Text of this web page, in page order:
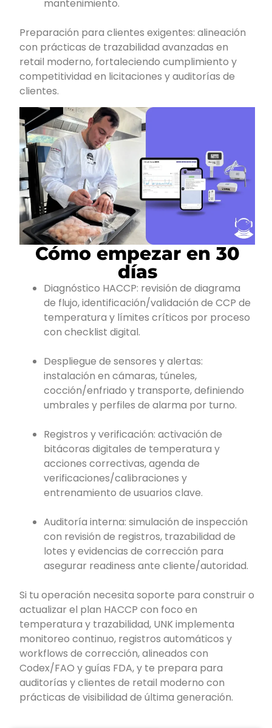
mantenimiento.
Preparación para clientes exigentes: alineación
con prácticas de trazabilidad avanzadas en
retail moderno, fortaleciendo cumplimiento y
competitividad en licitaciones y auditorías de
clientes.
Cómo empezar en 30
días
Diagnóstico HACCP: revisión de diagrama
de flujo, identificación/validación de CCP de
temperatura y límites críticos por proceso
con checklist digital.
Despliegue de sensores y alertas:
instalación en cámaras, túneles,
cocción/enfriado y transporte, definiendo
umbrales y perfiles de alarma por turno.
Registros y verificación: activación de
bitácoras digitales de temperatura y
acciones correctivas, agenda de
verificaciones/calibraciones y
entrenamiento de usuarios clave.
Auditoría interna: simulación de inspección
con revisión de registros, trazabilidad de
lotes y evidencias de corrección para
asegurar readiness ante cliente/autoridad.
Si tu operación necesita soporte para construir o
actualizar el plan HACCP con foco en
temperatura y trazabilidad, UNK implementa
monitoreo continuo, registros automáticos y
workflows de corrección, alineados con
Codex/FAO y guías FDA, y te prepara para
auditorías y clientes de retail moderno con
prácticas de visibilidad de última generación.